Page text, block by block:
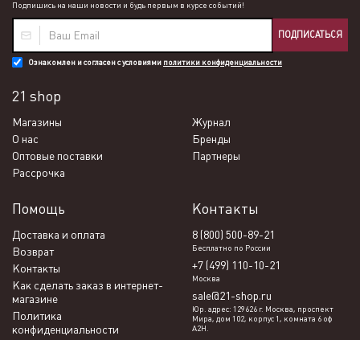
Подпишись на наши новости и будь первым в курсе событий!
ПОДПИСАТЬСЯ
Ознакомлен и согласен с условиями политики конфиденциальности
21 shop
Магазины
Журнал
О нас
Бренды
Оптовые поставки
Партнеры
Рассрочка
Помощь
Доставка и оплата
Возврат
Контакты
Как сделать заказ в интернет-
магазине
Политика
конфиденциальности
Контакты
8 (800) 500-89-21
Бесплатно по России
+7 (499) 110-10-21
Москва
sale@21-shop.ru
Юр. адрес: 129626 г. Москва, проспект
Мира, дом 102, корпус 1, комната 6 оф
А2Н.